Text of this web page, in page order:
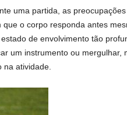
uma partida, as
o corpo responda antes
de envolvimento tão
um instrumento ou mergulhar,
atividade.